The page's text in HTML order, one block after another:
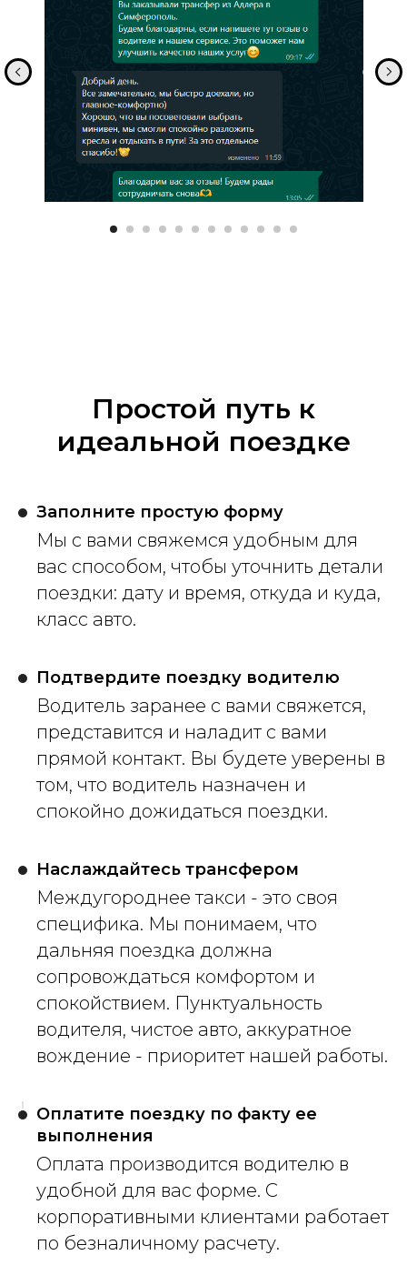
Простой путь к
идеальной поездке
Заполните простую форму
Мы с вами свяжемся удобным для
вас способом, чтобы уточнить детали
поездки: дату и время, откуда и куда,
класс авто.
Подтвердите поездку водителю
Водитель заранее с вами свяжется,
представится и наладит с вами
прямой контакт. Вы будете уверены в
том, что водитель назначен и
спокойно дожидаться поездки.
Наслаждайтесь трансфером
Междугороднее такси - это своя
специфика. Мы понимаем, что
дальняя поездка должна
сопровождаться комфортом и
спокойствием. Пунктуальность
водителя, чистое авто, аккуратное
вождение - приоритет нашей работы.
Оплатите поездку по факту ее
выполнения
Оплата производится водителю в
удобной для вас форме. С
корпоративными клиентами работает
по безналичному расчету.